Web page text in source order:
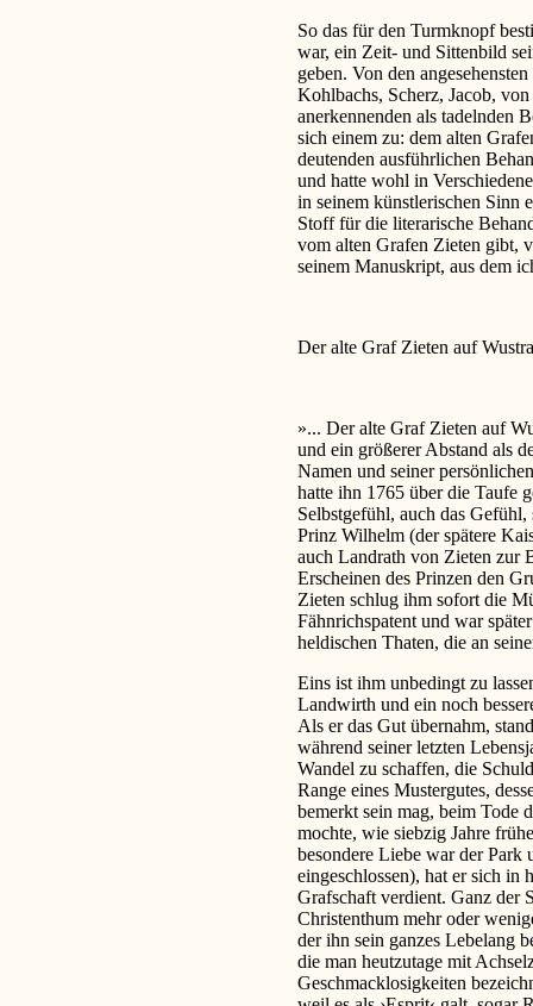
So das für den Turmknopf
war, ein Zeit- und Sittenbild
geben. Von den
Kohlbachs, Scherz, Jacob,
anerkennenden als tadelnden
sich einem zu: dem alten
deutenden ausführlichen
und hatte wohl in
in seinem künstlerischen Sinn
Stoff für die literarische
vom alten Grafen Zieten gibt,
seinem Manuskript, aus dem
Der alte Graf Zieten auf
»... Der alte Graf Zieten auf
und ein größerer Abstand als
Namen und seiner
hatte ihn 1765 über die Taufe
Selbstgefühl, auch das
Prinz Wilhelm (der spätere
auch Landrath von Zieten zur
Erscheinen des Prinzen den
Zieten schlug ihm sofort die
Fähnrichspatent und war
heldischen Thaten, die an
Eins ist ihm unbedingt zu
Landwirth und ein noch
Als er das Gut übernahm,
während seiner letzten
Wandel zu schaffen, die
Range eines Mustergutes,
bemerkt sein mag, beim Tode
mochte, wie siebzig Jahre
besondere Liebe war der Park
eingeschlossen), hat er sich in
Grafschaft verdient. Ganz der
Christenthum mehr oder
der ihn sein ganzes Lebelang
die man heutzutage mit
Geschmacklosigkeiten